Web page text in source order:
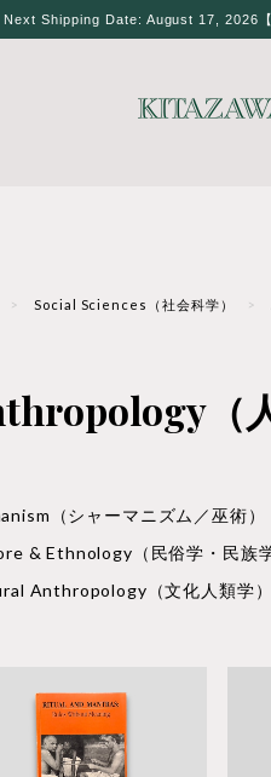
Next Shipping Date: August 17, 2026
Social Sciences（社会科学）
（
（シャーマニズム／巫術）
& Ethnology（民俗学・民族学
Anthropology（文化人類学）